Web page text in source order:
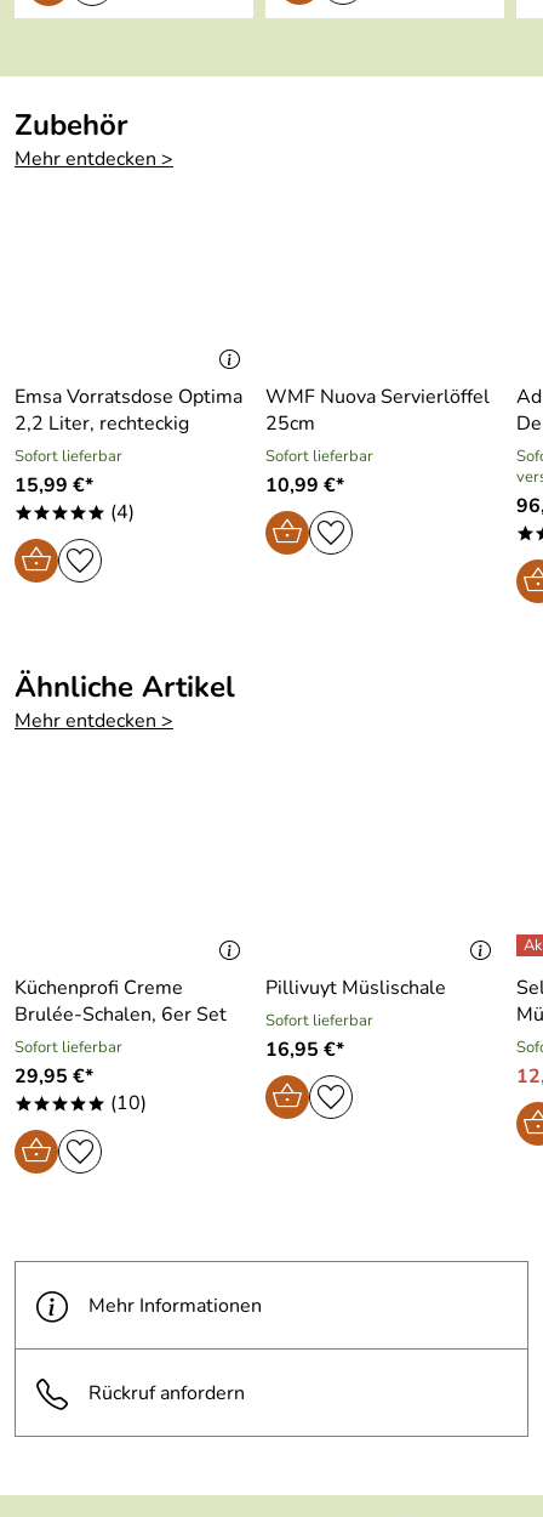
Gefriertruhenfe
ja
Made in:
Zubehör
Mehr entdecken >
Emsa Vorratsdose Optima
2,2 Liter, rechteckig
Sofort lieferbar
15,99 €*
***** (4)
WMF Nuova Servierlöffel
25cm
Sofort lieferbar
10,99 €*
Ähnliche Artikel
Mehr entdecken >
Küchenprofi Creme
Brulée-Schalen, 6er Set
Sofort lieferbar
29,95 €*
***** (10)
Pillivuyt Müslischale
Sofort lieferbar
16,95 €*
Mehr Informationen
Rückruf anfordern